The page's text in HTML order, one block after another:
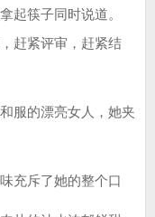
筷子同时说道。
赶紧评审，赶紧结
服的漂亮女人，她夹
斥了她的整个口